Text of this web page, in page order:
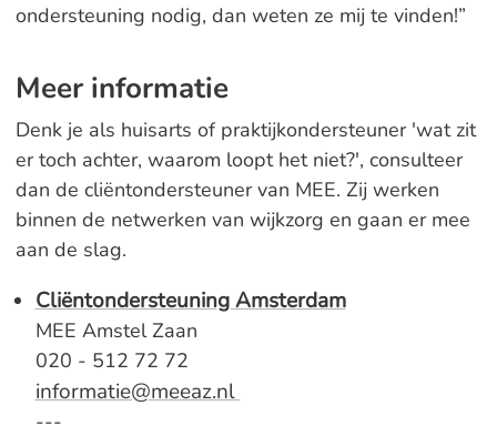
ondersteuning nodig, dan weten ze mij te vinden!”
Meer informatie
Denk je als huisarts of praktijkondersteuner 'wat zit
er toch achter, waarom loopt het niet?', consulteer
dan de cliëntondersteuner van MEE. Zij werken
binnen de netwerken van wijkzorg en gaan er mee
aan de slag.
Cliëntondersteuning Amsterdam
MEE Amstel Zaan
020 - 512 72 72
informatie@meeaz.nl
---